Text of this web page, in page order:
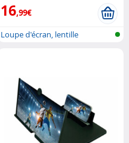
16,99€
Loupe d'écran, lentille